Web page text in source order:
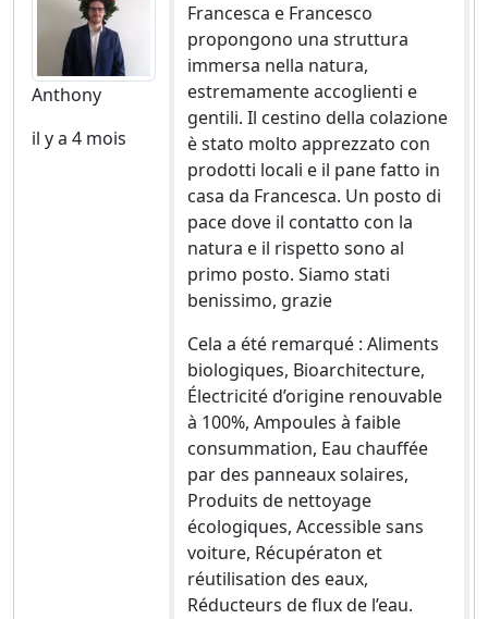
Anthony
il y a 4 mois
Francesca e Francesco
propongono una struttura
immersa nella natura,
estremamente accoglienti e
gentili. Il cestino della colazione
è stato molto apprezzato con
prodotti locali e il pane fatto in
casa da Francesca. Un posto di
pace dove il contatto con la
natura e il rispetto sono al
primo posto. Siamo stati
benissimo, grazie
Cela a été remarqué : Aliments
biologiques, Bioarchitecture,
Électricité d’origine renouvable
à 100%, Ampoules à faible
consummation, Eau chauffée
par des panneaux solaires,
Produits de nettoyage
écologiques, Accessible sans
voiture, Récupératon et
réutilisation des eaux,
Réducteurs de flux de l’eau.